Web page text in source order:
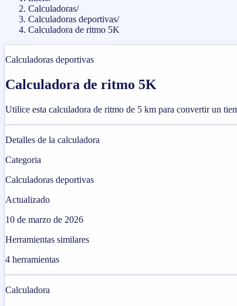
Calculadoras/
Calculadoras deportivas/
Calculadora de ritmo 5K
Calculadoras deportivas
Calculadora de ritmo 5K
Utilice esta calculadora de ritmo de 5 km para convertir un
Detalles de la calculadora
Categoria
Calculadoras deportivas
Actualizado
10 de marzo de 2026
Herramientas similares
4 herramientas
Calculadora